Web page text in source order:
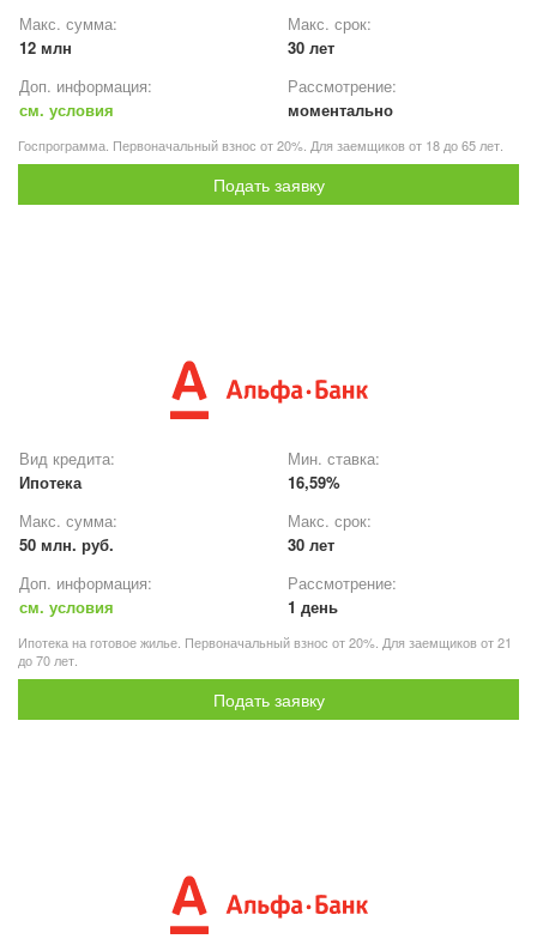
Макс. сумма:
12 млн
Макс. срок:
30 лет
Доп. информация:
см. условия
Рассмотрение:
моментально
Госпрограмма. Первоначальный взнос от 20%. Для заемщиков от 18 до 65 лет.
Подать заявку
Вид кредита:
Ипотека
Мин. ставка:
16,59%
Макс. сумма:
50 млн. руб.
Макс. срок:
30 лет
Доп. информация:
см. условия
Рассмотрение:
1 день
Ипотека на готовое жилье. Первоначальный взнос от 20%. Для заемщиков от 21
до 70 лет.
Подать заявку